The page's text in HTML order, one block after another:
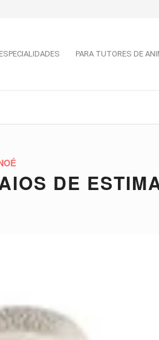
ESPECIALIDADES PARA TUTORES DE
DE